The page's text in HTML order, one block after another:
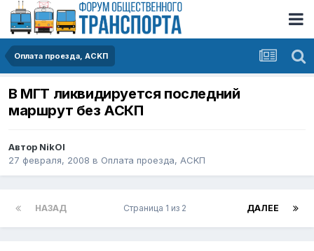
Оплата проезда, АСKП
В МГТ ликвидируется последний
маршрут без АСКП
Автор NikOl
27 февраля, 2008 в Оплата проезда, АСKП
НАЗАД ДАЛЕЕ
Страница 1 из 2